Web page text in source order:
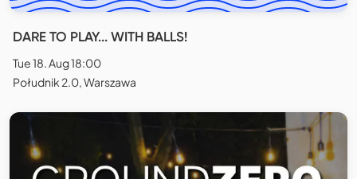
DARE TO PLAY... WITH BALLS!
Tue 18. Aug 18:00
Południk 2.0, Warszawa